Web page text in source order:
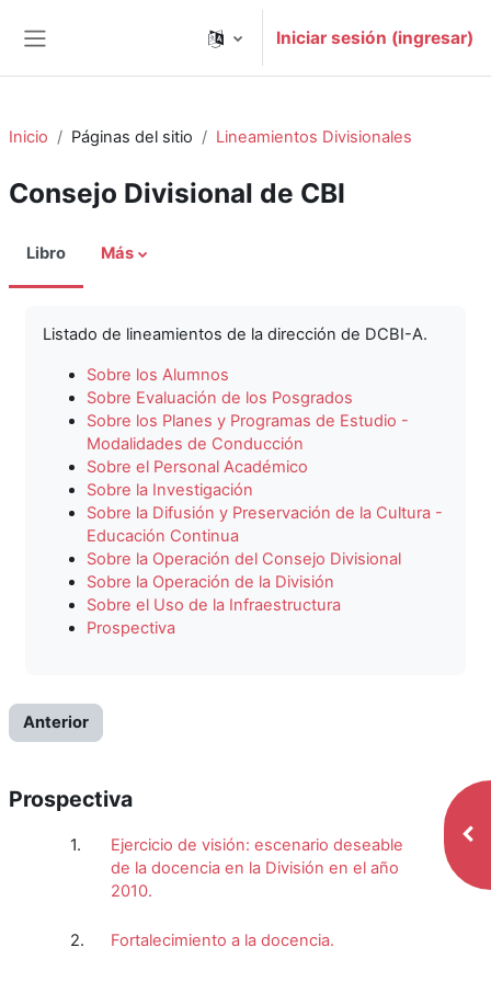
Iniciar sesión (ingresar)
Inicio Páginas del sitio Lineamientos Divisionales
Consejo Divisional de CBI
Libro Más
Listado de lineamientos de la dirección de DCBI-A.
Sobre los Alumnos
Sobre Evaluación de los Posgrados
Sobre los Planes y Programas de Estudio -
Modalidades de Conducción
Sobre el Personal Académico
Sobre la Investigación
Sobre la Difusión y Preservación de la Cultura -
Educación Continua
Sobre la Operación del Consejo Divisional
Sobre la Operación de la División
Sobre el Uso de la Infraestructura
Prospectiva
Anterior
Prospectiva
1.
Ejercicio de visión: escenario deseable
de la docencia en la División en el año
2010.
2. Fortalecimiento a la docencia.